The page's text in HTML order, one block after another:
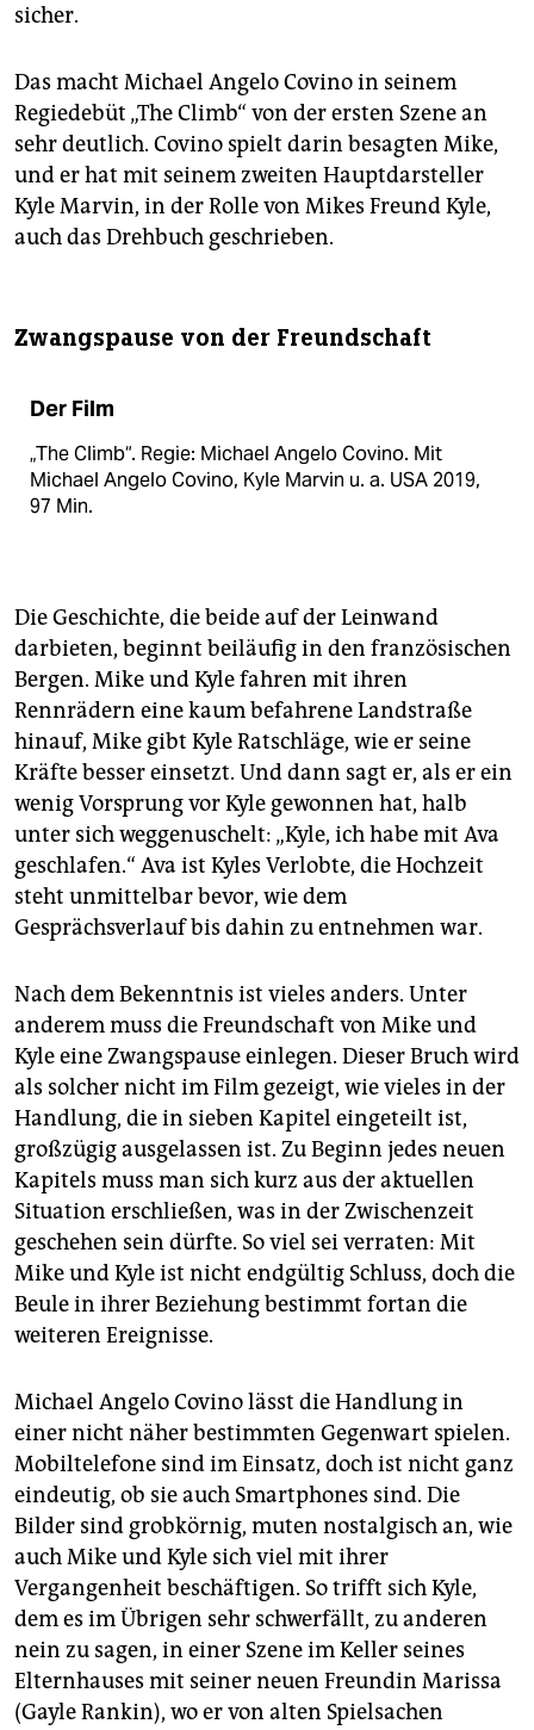
sicher.
Das macht Michael Angelo Covino in seinem
Regiedebüt „The Climb“ von der ersten Szene an
sehr deutlich. Covino spielt darin besagten Mike,
und er hat mit seinem zweiten Hauptdarsteller
Kyle Marvin, in der Rolle von Mikes Freund Kyle,
auch das Drehbuch geschrieben.
Zwangspause von der Freundschaft
Der Film
„The Climb“. Regie: Michael Angelo Covino. Mit
Michael Angelo Covino, Kyle Marvin u. a. USA 2019,
97 Min.
Die Geschichte, die beide auf der Leinwand
darbieten, beginnt beiläufig in den französischen
Bergen. Mike und Kyle fahren mit ihren
Rennrädern eine kaum befahrene Landstraße
hinauf, Mike gibt Kyle Ratschläge, wie er seine
Kräfte besser einsetzt. Und dann sagt er, als er ein
wenig Vorsprung vor Kyle gewonnen hat, halb
unter sich weggenuschelt: „Kyle, ich habe mit Ava
geschlafen.“ Ava ist Kyles Verlobte, die Hochzeit
steht unmittelbar bevor, wie dem
Gesprächsverlauf bis dahin zu entnehmen war.
Nach dem Bekenntnis ist vieles anders. Unter
anderem muss die Freundschaft von Mike und
Kyle eine Zwangspause einlegen. Dieser Bruch wird
als solcher nicht im Film gezeigt, wie vieles in der
Handlung, die in sieben Kapitel eingeteilt ist,
großzügig ausgelassen ist. Zu Beginn jedes neuen
Kapitels muss man sich kurz aus der aktuellen
Situation erschließen, was in der Zwischenzeit
geschehen sein dürfte. So viel sei verraten: Mit
Mike und Kyle ist nicht endgültig Schluss, doch die
Beule in ihrer Beziehung bestimmt fortan die
weiteren Ereignisse.
Michael Angelo Covino lässt die Handlung in
einer nicht näher bestimmten Gegenwart spielen.
Mobiltelefone sind im Einsatz, doch ist nicht ganz
eindeutig, ob sie auch Smartphones sind. Die
Bilder sind grobkörnig, muten nostalgisch an, wie
auch Mike und Kyle sich viel mit ihrer
Vergangenheit beschäftigen. So trifft sich Kyle,
dem es im Übrigen sehr schwerfällt, zu anderen
nein zu sagen, in einer Szene im Keller seines
Elternhauses mit seiner neuen Freundin Marissa
(Gayle Rankin), wo er von alten Spielsachen